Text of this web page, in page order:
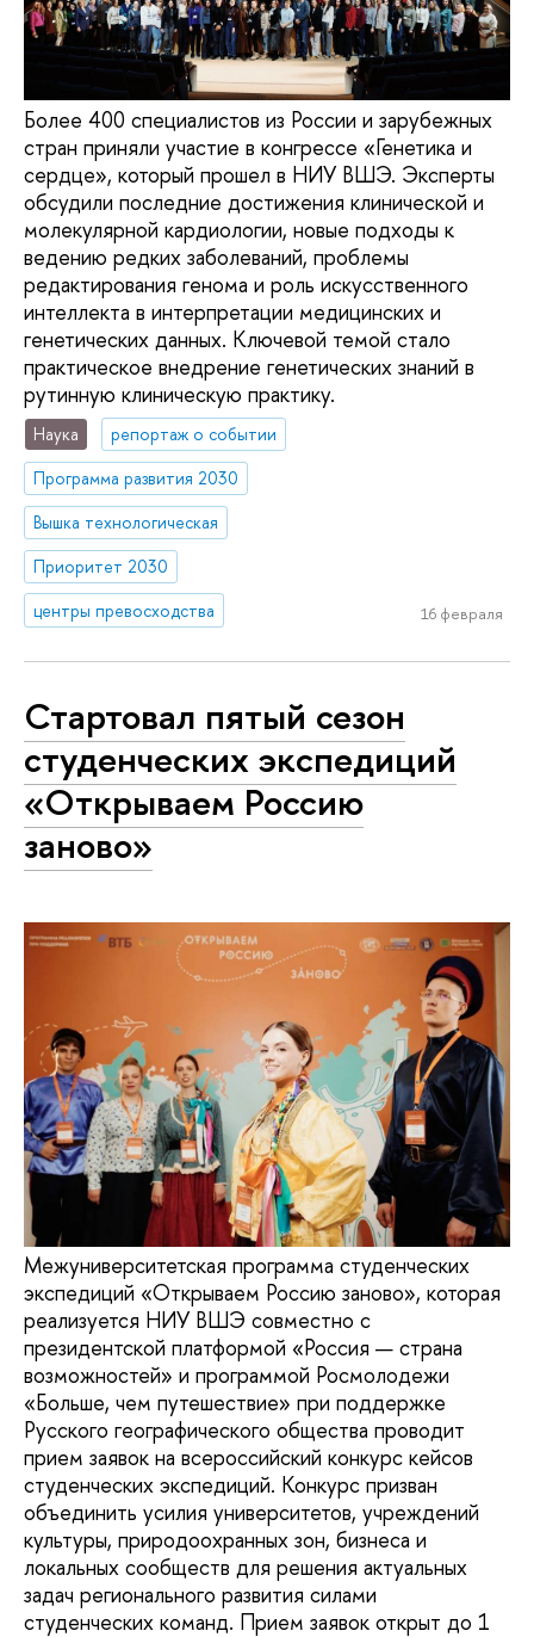
Более 400 специалистов из России и зарубежных
стран приняли участие в конгрессе «Генетика и
сердце», который прошел в НИУ ВШЭ. Эксперты
обсудили последние достижения клинической и
молекулярной кардиологии, новые подходы к
ведению редких заболеваний, проблемы
редактирования генома и роль искусственного
интеллекта в интерпретации медицинских и
генетических данных. Ключевой темой стало
практическое внедрение генетических знаний в
рутинную клиническую практику.
Наука
репортаж о событии
Программа развития 2030
Вышка технологическая
Приоритет 2030
центры превосходства
16 февраля
Стартовал пятый сезон
студенческих экспедиций
«Открываем Россию
заново»
Межуниверситетская программа студенческих
экспедиций «Открываем Россию заново», которая
реализуется НИУ ВШЭ совместно с
президентской платформой «Россия — страна
возможностей» и программой Росмолодежи
«Больше, чем путешествие» при поддержке
Русского географического общества проводит
прием заявок на всероссийский конкурс кейсов
студенческих экспедиций. Конкурс призван
объединить усилия университетов, учреждений
культуры, природоохранных зон, бизнеса и
локальных сообществ для решения актуальных
задач регионального развития силами
студенческих команд. Прием заявок открыт до 1